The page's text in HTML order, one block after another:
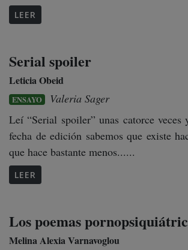
LEER
Serial spoiler
Leticia Obeid
ENSAYO
Valeria Sager
Leí “Serial spoiler” unas catorce veces
fecha de edición sabemos que existe
que hace bastante menos......
LEER
Los poemas
Melina Alexia Varnavoglou